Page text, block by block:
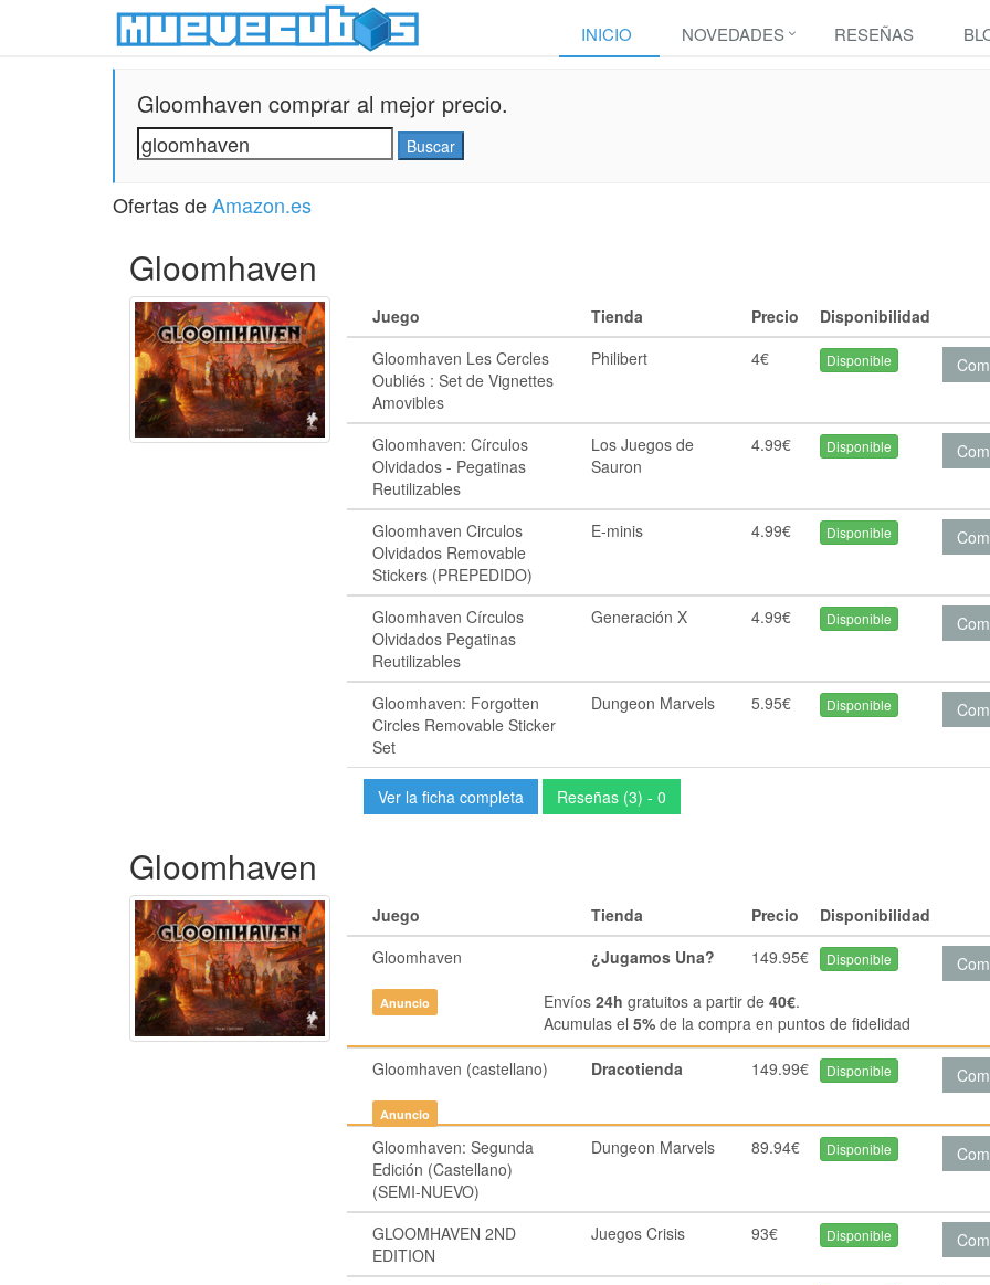
INICIO NOVEDADES RESEÑAS
Gloomhaven comprar al mejor precio.
Ofertas deAmazon.es
Gloomhaven
Juego Tienda Precio
Disponibilidad
Gloomhaven Les Cercles
Oubliés : Set de Vignettes
Amovibles
Philibert 4€ Disponible
Gloomhaven: Círculos
Olvidados - Pegatinas
Reutilizables
Los Juegos de
Sauron
4.99€ Disponible
Gloomhaven Circulos
Olvidados Removable
Stickers (PREPEDIDO)
E-minis 4.99€ Disponible
Gloomhaven Círculos
Olvidados Pegatinas
Reutilizables
Generación X 4.99€ Disponible
Gloomhaven: Forgotten
Circles Removable Sticker
Set
Dungeon Marvels 5.95€ Disponible
Ver la ficha completa Reseñas (3) - 0
Gloomhaven
Juego Tienda Precio
Disponibilidad
Gloomhaven
¿Jugamos Una? 149.95€ Disponible
Anuncio Envíos 24h gratuitos a partir de 40€.
Acumulas el 5%de la compra en puntos de fidelidad
Gloomhaven (castellano) Dracotienda 149.99€ Disponible
Anuncio
Gloomhaven: Segunda
Edición (Castellano)
(SEMI-NUEVO)
Dungeon Marvels 89.94€ Disponible
GLOOMHAVEN 2ND
EDITION
Juegos Crisis 93€ Disponible